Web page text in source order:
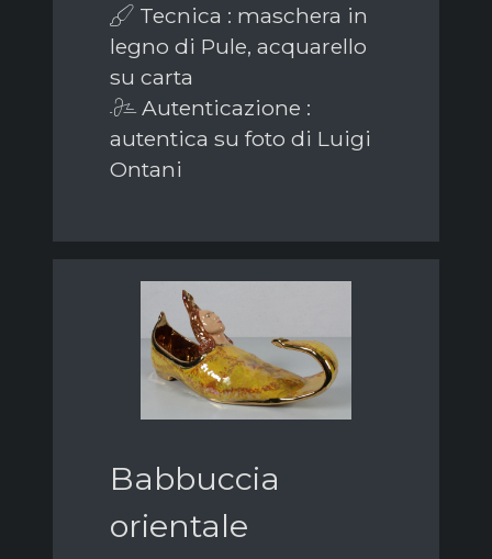
Tecnica : maschera in
legno di Pule, acquarello
su carta
Autenticazione :
autentica su foto di Luigi
Ontani
Babbuccia
orientale